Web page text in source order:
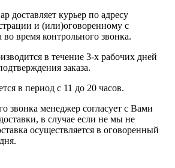
доставляет курьер по адресу
и (или)оговоренному с
время контрольного звонка.
в течение 3-х рабочих дней
заказа.
в период с 11 до 20 часов.
звонка менеджер согласует с Вами
в случае если не мы не
осуществляется в оговоренный